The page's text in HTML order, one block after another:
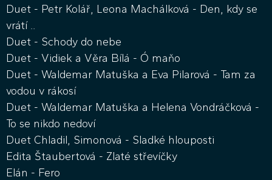
Duet - Petr Kolář, Leona Machálková - Den, kdy se
vrátí ..
Duet - Schody do nebe
Duet - Vidiek a Věra Bílá - Ó maňo
Duet - Waldemar Matuška a Eva Pilarová - Tam za
vodou v rákosí
Duet - Waldemar Matuška a Helena Vondráčková -
To se nikdo nedoví
Duet Chladil, Simonová - Sladké hlouposti
Edita Štaubertová - Zlaté střevíčky
Elán - Fero